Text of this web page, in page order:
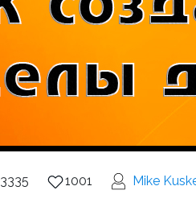
3335 1001 Mike